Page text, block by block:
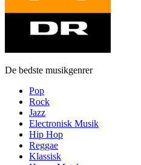
De bedste musikgenrer
Pop
Rock
Jazz
Electronisk Musik
Hip Hop
Reggae
Klassisk